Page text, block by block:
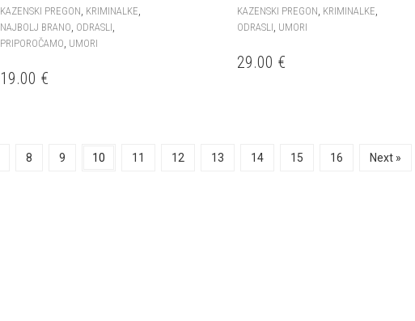
KAZENSKI PREGON KRIMINALKE
NAJBOLJ BRANO ODRASLI
PRIPOROČAMO UMORI
19.00 €
KAZENSKI PREGON KRIMINALKE
ODRASLI UMORI
29.00 €
8 9 10 11 12 13 14 15 16 Next »